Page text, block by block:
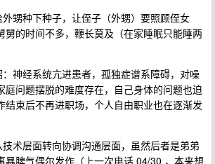
甥种下种子，让侄子（外甥）要照顾侄女
舅的时间不多，鞭长莫及（在家睡眠只能睡两
神经系统亢进患者，孤独症谱系障碍，对噪
庭问题摆脱的难度存在，自己身体的问题也迫
结束后不再进职场，个人自由职业也在逐渐发
术层面转向协调沟通层面，虽然后者是弟弟
暴脾气偶尔发作（上一次电话 04/30 ，本来想